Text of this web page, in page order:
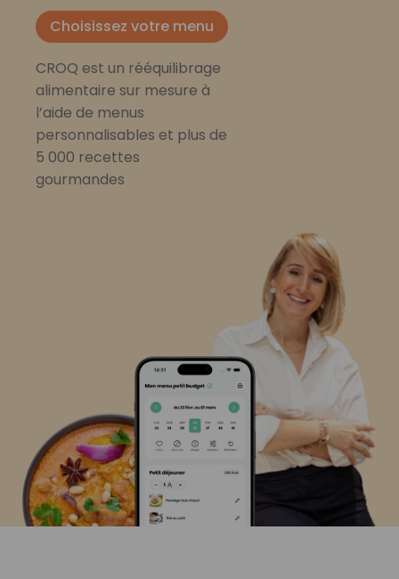
Choisissez votre menu
CROQ est un rééquilibrage
alimentaire sur mesure à
l’aide de menus
personnalisables et plus de
5 000 recettes
gourmandes